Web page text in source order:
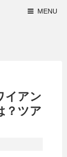
MENU
イアン
？ツア